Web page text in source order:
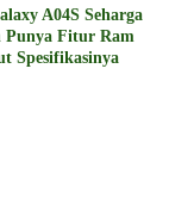
A04S Seharga
Punya Fitur Ram
Spesifikasinya